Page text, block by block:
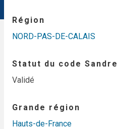
Région
NORD-PAS-DE-CALAIS
Statut du code Sandre
Validé
Grande région
Hauts-de-France